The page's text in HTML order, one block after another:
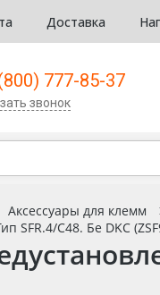
Доставка
777-85-37
звонок
Аксессуары для клемм
SFR.4/C48. Бе DKC